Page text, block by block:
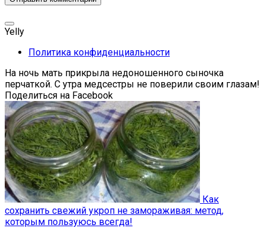
Yelly
Политика конфиденциальности
На ночь мать прикрыла недоношенного сыночка
перчаткой. С утра медсестры не поверили своим глазам!
Поделиться на Facebook
Как
сохранить свежий укроп не замораживая: метод,
которым пользуюсь всегда!